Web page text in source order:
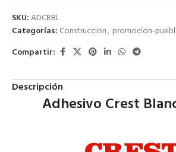
SKU:ADCRBL
Categorías: Construccion, promocion-
Compartir:
Descripción
Adhesivo Crest